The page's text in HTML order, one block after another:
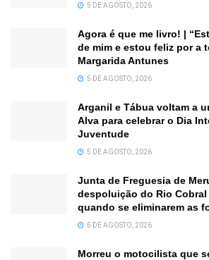
5 DE AGOSTO, 2026
Agora é que me livro! |
de mim e estou feliz por a
Margarida Antunes
5 DE AGOSTO, 2026
Arganil e Tábua voltam a
Alva para celebrar o Dia
Juventude
5 DE AGOSTO, 2026
Junta de Freguesia de
despoluição do Rio
quando se eliminarem as
5 DE AGOSTO, 2026
Morreu o motocilista que